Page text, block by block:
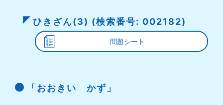
ひきざん(3) (検索番号: 002182)
問題シート
「おおきい かず」